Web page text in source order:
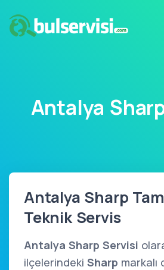
Antalya
Antalya Sharp
Teknik Servis
Antalya Sharp Servisi
ilçelerindeki Sharp markalı